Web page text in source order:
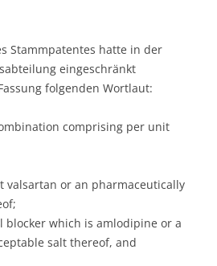
Stammpatentes hatte in der
eingeschränkt
folgenden Wortlaut:
comprising per unit
valsartan or an pharmaceutically
blocker which is amlodipine or a
salt thereof, and